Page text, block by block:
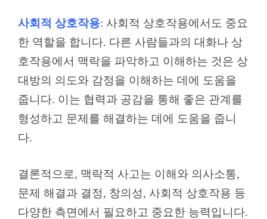
사회적 상호작용: 사회적 상호작용에서도 중요
한 역할을 합니다. 다른 사람들과의 대화나 상
호작용에서 맥락을 파악하고 이해하는 것은 상
대방의 의도와 감정을 이해하는 데에 도움을
줍니다. 이는 협력과 공감을 통해 좋은 관계를
형성하고 문제를 해결하는 데에 도움을 줍니
다.
결론적으로, 맥락적 사고는 이해와 의사소통,
문제 해결과 결정, 창의성, 사회적 상호작용 등
다양한 측면에서 필요하고 중요한 능력입니다.